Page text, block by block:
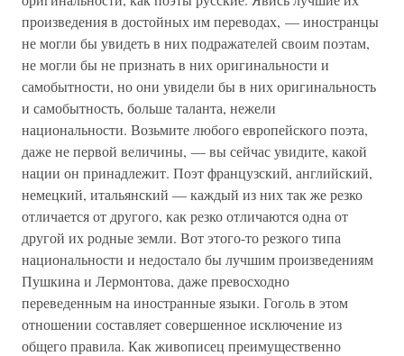
произведения в достойных им переводах, — иностранцы
не могли бы увидеть в них подражателей своим поэтам,
не могли бы не признать в них оригинальности и
самобытности, но они увидели бы в них оригинальность
и самобытность, больше таланта, нежели
национальности. Возьмите любого европейского поэта,
даже не первой величины, — вы сейчас увидите, какой
нации он принадлежит. Поэт французский, английский,
немецкий, итальянский — каждый из них так же резко
отличается от другого, как резко отличаются одна от
другой их родные земли. Вот этого-то резкого типа
национальности и недостало бы лучшим произведениям
Пушкина и Лермонтова, даже превосходно
переведенным на иностранные языки. Гоголь в этом
отношении составляет совершенное исключение из
общего правила. Как живописец преимущественно